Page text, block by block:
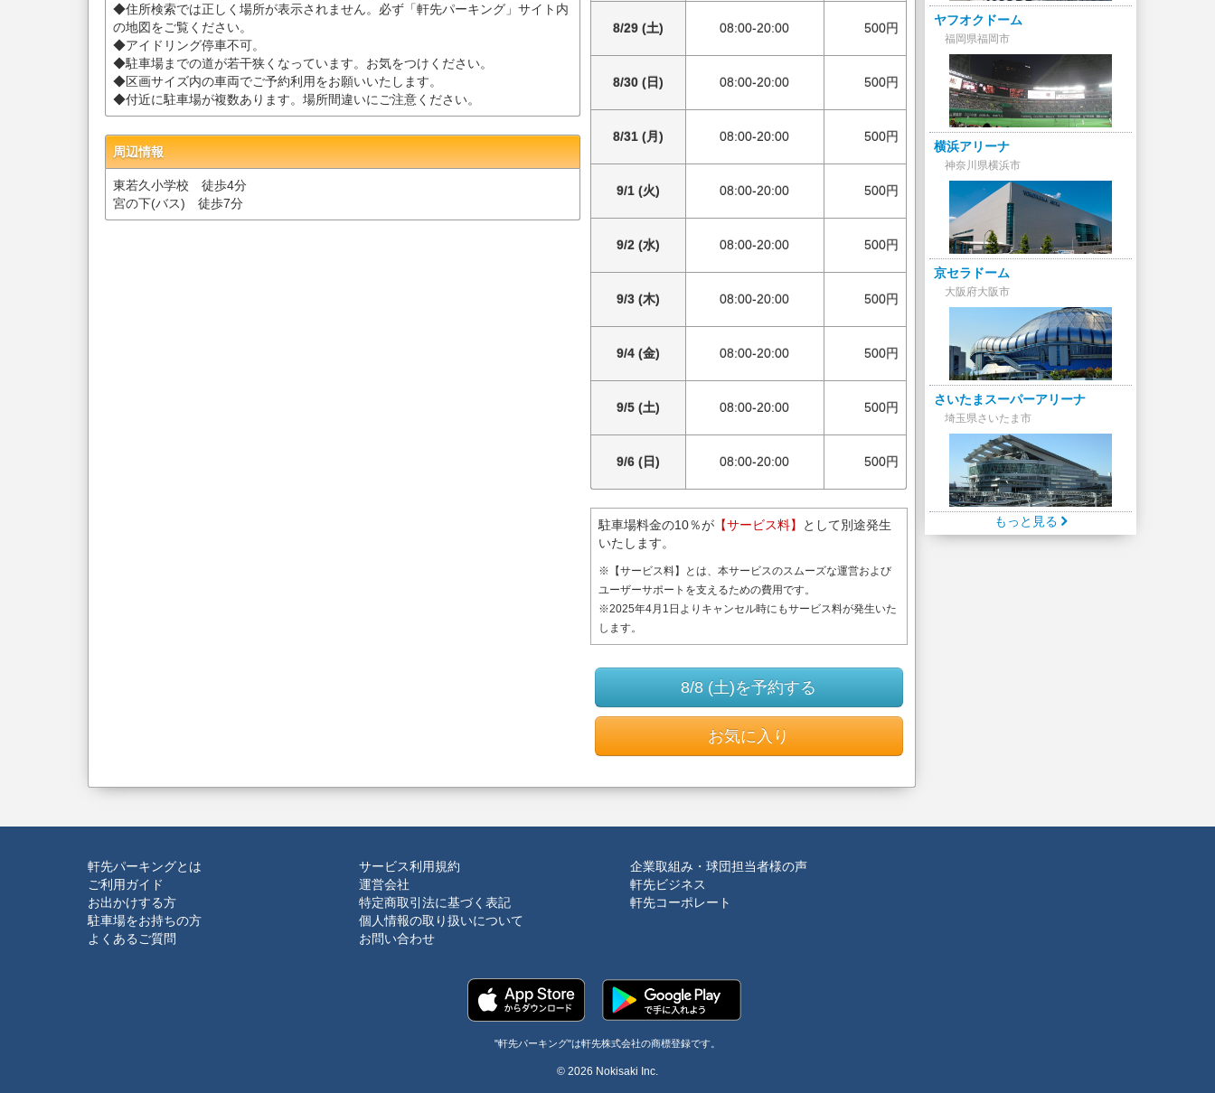
◆住所検索では正しく場所が表示されません。必ず「軒先パーキング」サイト内
の地図をご覧ください。
◆アイドリング停車不可。
◆駐車場までの道が若干狭くなっています。お気をつけください。
◆区画サイズ内の車両でご予約利用をお願いいたします。
◆付近に駐車場が複数あります。場所間違いにご注意ください。
周辺情報
東若久小学校 徒歩4分
宮の下(バス) 徒歩7分
8/29 (土) 08:00-20:00 500円
8/30 (日) 08:00-20:00 500円
8/31 (月) 08:00-20:00 500円
9/1 (火) 08:00-20:00 500円
9/2 (水) 08:00-20:00 500円
9/3 (木) 08:00-20:00 500円
9/4 (金) 08:00-20:00 500円
9/5 (土) 08:00-20:00 500円
9/6 (日) 08:00-20:00 500円
駐車場料金の10％が【サービス料】
として別途発生
いたします。
※【サービス料】とは、本サービスのスムーズな運営および
ユーザーサポートを支えるための費用です。
※2025年4月1日よりキャンセル時にもサービス料が発生いた
します。
8/8 (土)を予約する
お気に入り
ヤフオクドーム
福岡県福岡市
横浜アリーナ
神奈川県横浜市
京セラドーム
大阪府大阪市
さいたまスーパーアリーナ
埼玉県さいたま市
もっと見る
軒先パーキングとは
ご利用ガイド
お出かけする方
駐車場をお持ちの方
よくあるご質問
サービス利用規約
運営会社
特定商取引法に基づく表記
個人情報の取り扱いについて
お問い合わせ
企業取組み・球団担当者様の声
軒先ビジネス
軒先コーポレート
"軒先パーキング"は軒先株式会社の商標登録です。
© 2026 Nokisaki Inc.